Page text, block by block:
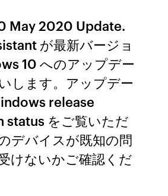
May 2020 Update.
が最新バージョ
10 へのアップデー
します。アップデー
release
をご覧いただ
デバイスが既知の問
けないかご確認くだ